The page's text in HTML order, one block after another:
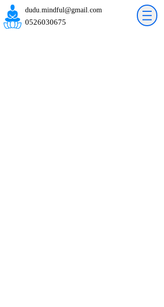
dudu.mindful@gmail.com
0526030675